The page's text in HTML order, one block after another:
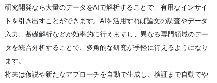
研究開発なら大量のデータをAIで解析することで、有用なインサイ
トを引き出すことができます。AIを活用すれば論文の調査やデータ
入力、基礎解析などが効率的に行えますし、異なる専門領域のデー
タを統合分析することで、多角的な研究が手軽に行えるようになり
ます。
将来は仮説や新たなアプローチを自動で生成し、検証まで自動でや